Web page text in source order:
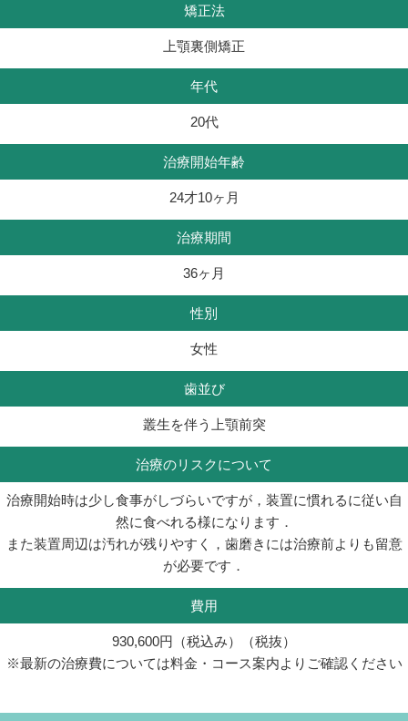
矯正法
上顎裏側矯正
年代
20代
治療開始年齢
24才10ヶ月
治療期間
36ヶ月
性別
女性
歯並び
叢生を伴う上顎前突
治療のリスクについて
治療開始時は少し食事がしづらいですが，装置に慣れるに従い自
然に食べれる様になります．
また装置周辺は汚れが残りやすく，歯磨きには治療前よりも留意
が必要です．
費用
930,600円（税込み）（税抜）
※最新の治療費については料金・コース案内よりご確認ください